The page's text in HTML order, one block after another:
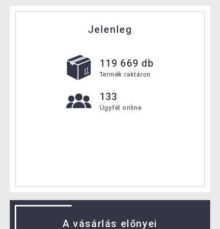
Jelenleg
119 669 db
Termék raktáron
133
Ügyfél online
A vásárlás előnyei